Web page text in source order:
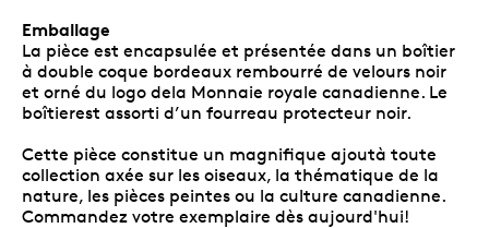
Emballage
La pièce est encapsulée et présentée dans un boîtier
à double coque bordeaux rembourré de velours noir
et orné du logo dela Monnaie royale canadienne. Le
boîtierest assorti d’un fourreau protecteur noir.
Cette pièce constitue un magnifique ajoutà toute
collection axée sur les oiseaux, la thématique de la
nature, les pièces peintes ou la culture canadienne.
Commandez votre exemplaire dès aujourd'hui!